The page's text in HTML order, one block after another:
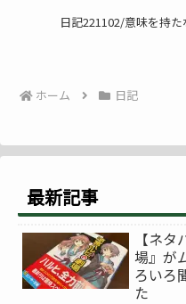
日記221102/意味を持
ホーム 日記
最新記事
【ネ
場』が
ろいろ
た